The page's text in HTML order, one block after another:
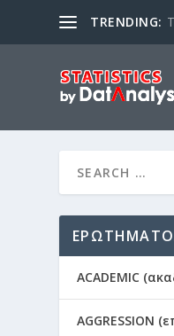
TRENDING:
ACADEMIC
AGGRESSION